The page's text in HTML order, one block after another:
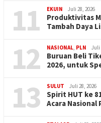
11 EKUIN Juli 28, 2026
Produktivitas
Tambah Daya
12 NASIONAL, PLN Juli
Buruan Beli
2026, untuk
13 SULUT Juli 28, 2026
Spirit HUT ke
Acara Nasional